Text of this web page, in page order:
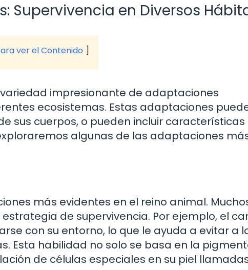
Supervivencia en Diversos
ver el Contenido
impresionante de adaptaciones
ecosistemas. Estas adaptaciones
sus cuerpos, o pueden incluir
algunas de las adaptaciones
más evidentes en el reino animal.
de supervivencia. Por ejemplo, el
con su entorno, lo que le ayuda a evitar a
Esta habilidad no solo se basa en la
de células especiales en su piel